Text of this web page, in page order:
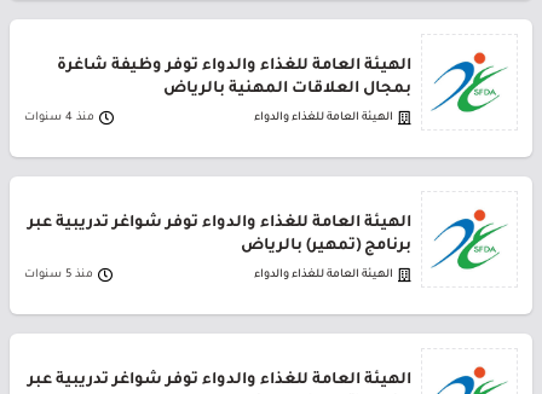
الهيئة العامة للغذاء والدواء توفر وظيفة شاغرة
بمجال العلاقات المهنية بالرياض
الهيئة العامة للغذاء والدواء منذ 4 سنوات
الهيئة العامة للغذاء والدواء توفر شواغر تدريبية عبر
برنامج (تمهير) بالرياض
الهيئة العامة للغذاء والدواء منذ 5 سنوات
الهيئة العامة للغذاء والدواء توفر شواغر تدريبية عبر